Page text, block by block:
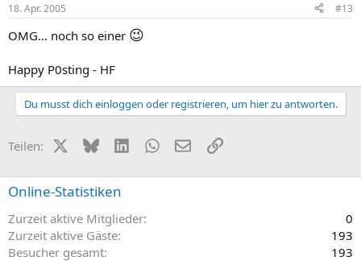
18. Apr. 2005 #13
OMG... noch so einer 😉
Happy P0sting - HF
Du musst dich einloggen oder registrieren, um hier zu antworten.
Teilen: X (Twitter)
BlueskyLinkedInWhatsApp
E-MailLink
Online-Statistiken
Zurzeit aktive Mitglieder
0
Zurzeit aktive Gäste
193
Besucher gesamt
193